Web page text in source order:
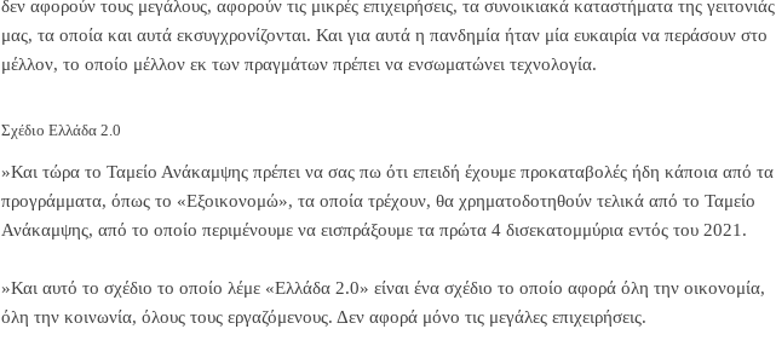
δεν αφορούν τους μεγάλους, αφορούν τις μικρές επιχειρήσεις, τα συνοικιακά καταστήματα της γειτονιάς
μας, τα οποία και αυτά εκσυγχρονίζονται. Και για αυτά η πανδημία ήταν μία ευκαιρία να περάσουν στο
μέλλον, το οποίο μέλλον εκ των πραγμάτων πρέπει να ενσωματώνει τεχνολογία.
Σχέδιο Ελλάδα 2.0
»Και τώρα το Ταμείο Ανάκαμψης πρέπει να σας πω ότι επειδή έχουμε προκαταβολές ήδη κάποια από τα
προγράμματα, όπως το «Εξοικονομώ», τα οποία τρέχουν, θα χρηματοδοτηθούν τελικά από το Ταμείο
Ανάκαμψης, από το οποίο περιμένουμε να εισπράξουμε τα πρώτα 4 δισεκατομμύρια εντός του 2021.
»Και αυτό το σχέδιο το οποίο λέμε «Ελλάδα 2.0» είναι ένα σχέδιο το οποίο αφορά όλη την οικονομία,
όλη την κοινωνία, όλους τους εργαζόμενους. Δεν αφορά μόνο τις μεγάλες επιχειρήσεις.